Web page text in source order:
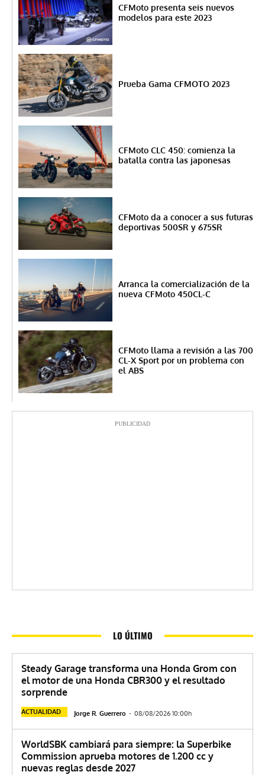
CFMoto presenta seis nuevos
modelos para este 2023
Prueba Gama CFMOTO 2023
CFMoto CLC 450: comienza la
batalla contra las japonesas
CFMoto da a conocer a sus futuras
deportivas 500SR y 675SR
Arranca la comercialización de la
nueva CFMoto 450CL-C
CFMoto llama a revisión a las 700
CL-X Sport por un problema con
el ABS
PUBLICIDAD
LO ÚLTIMO
Steady Garage transforma una Honda Grom con
el motor de una Honda CBR300 y el resultado
sorprende
ACTUALIDAD Jorge R. Guerrero - 08/08/2026 10:00h
WorldSBK cambiará para siempre: la Superbike
Commission aprueba motores de 1.200 cc y
nuevas reglas desde 2027